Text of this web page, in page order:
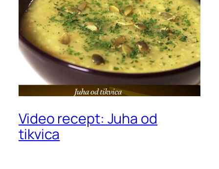
Video recept: Juha od
tikvica